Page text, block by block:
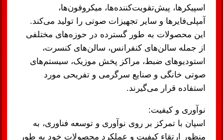
اسپیکرها، پیش‌تقویت‌کننده‌ها، میکروفون‌ها،
آمپلی‌فایرها و سایر تجهیزات صوتی را تولید می‌کند.
این محصولات به طور گسترده در حوزه‌های مختلفی
از جمله سالن‌های کنفرانس، سالن‌های کنسرت،
استودیوهای ضبط، مراکز پخش موزیک، سیستم‌های
صوتی خانگی و صنایع سرگرمی و تفریحی مورد
استفاده قرار می‌گیرند.
نوآوری و کیفیت:
اسپان با تمرکز بر روی نوآوری و توسعه فناوری، به
منظور ارتقاء کیفیت و عملکرد محصولات خود به طور